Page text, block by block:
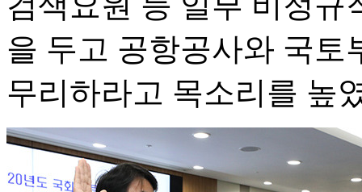
을 두고 공항공사와 국토
무리하라고 목소리를 높